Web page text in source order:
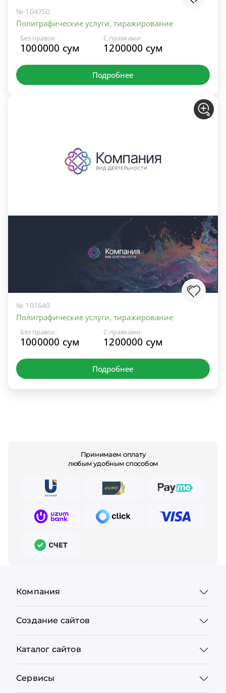
№ 104750
Полиграфические услуги, тиражирование
Без правок:
1000000 сум
С правками:
1200000 сум
Подробнее
№ 101640
Полиграфические услуги, тиражирование
Без правок:
1000000 сум
С правками:
1200000 сум
Подробнее
Принимаем оплату
любым удобным способом
Компания
Создание сайтов
Каталог сайтов
Сервисы